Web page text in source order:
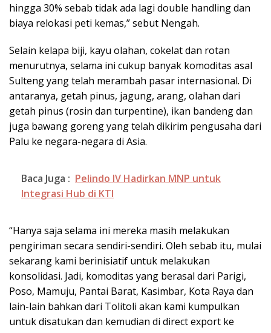
hingga 30% sebab tidak ada lagi double handling dan
biaya relokasi peti kemas,” sebut Nengah.
Selain kelapa biji, kayu olahan, cokelat dan rotan
menurutnya, selama ini cukup banyak komoditas asal
Sulteng yang telah merambah pasar internasional. Di
antaranya, getah pinus, jagung, arang, olahan dari
getah pinus (rosin dan turpentine), ikan bandeng dan
juga bawang goreng yang telah dikirim pengusaha dari
Palu ke negara-negara di Asia.
Baca Juga : Pelindo IV Hadirkan MNP untuk
Integrasi Hub di KTI
“Hanya saja selama ini mereka masih melakukan
pengiriman secara sendiri-sendiri. Oleh sebab itu, mulai
sekarang kami berinisiatif untuk melakukan
konsolidasi. Jadi, komoditas yang berasal dari Parigi,
Poso, Mamuju, Pantai Barat, Kasimbar, Kota Raya dan
lain-lain bahkan dari Tolitoli akan kami kumpulkan
untuk disatukan dan kemudian di direct export ke